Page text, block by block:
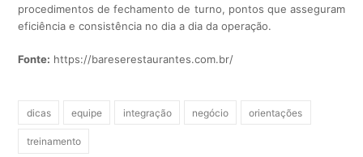
procedimentos de fechamento de turno, pontos que asseguram
eficiência e consistência no dia a dia da operação.
Fonte: https://bareserestaurantes.com.br/
dicas equipe integração negócio orientações
treinamento